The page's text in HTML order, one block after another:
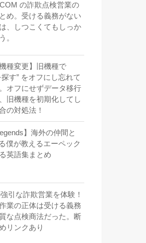
の詐欺点検営業の
め。受ける義務がない
、しつこくてもしっか
。
機種変更】旧機種で
探す” をオフにし忘れて
オフにせずデータ移行
旧機種を初期化してし
の対処法！
】海外の仲間と
僕が教えるエーペック
英語集まとめ
引な詐欺営業を体験！
業の正体は受ける義務
な点検商法だった。断
リンクあり